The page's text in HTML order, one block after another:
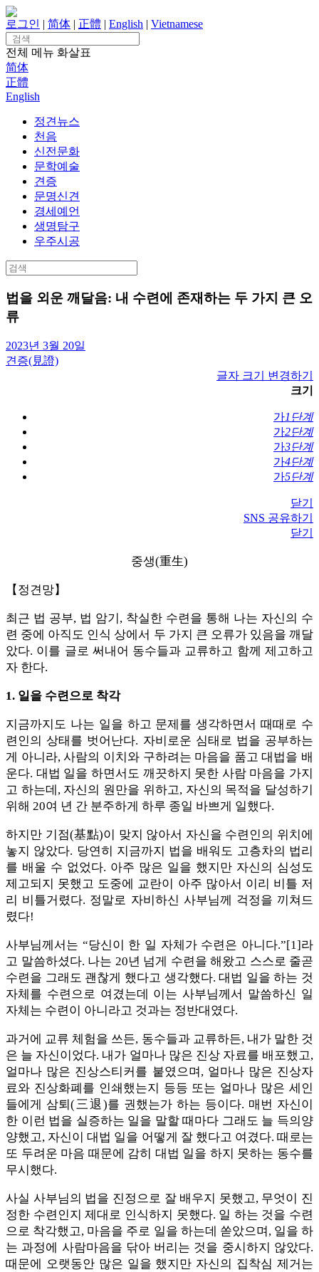
Skip
to
content
로그인 | 简体 | 正體 | English | Vietnamese
Search
for:
전체 메뉴 화살표
简体
正體
English
정견뉴스
천음
신전문화
문학예술
견증
문명신견
경세예언
생명탐구
우주시공
Search
for:
법을 외운 깨달음: 내 수련에 존재하는 두 가지 큰 오
류
2023년 3월 20일
견증(見證)
글자 크기 변경하기
크기
가1단계
가2단계
가3단계
가4단계
가5단계
닫기
SNS 공유하기
닫기
중생(重生)
【정견망】
최근 법 공부, 법 암기, 착실한 수련을 통해 나는 자신의 수
련 중에 아직도 인식 상에서 두 가지 큰 오류가 있음을 깨달
았다. 이를 글로 써내어 동수들과 교류하고 함께 제고하고
자 한다.
1. 일을 수련으로 착각
지금까지도 나는 일을 하고 문제를 생각하면서 때때로 수
련인의 상태를 벗어난다. 자비로운 심태로 법을 공부하는
게 아니라, 사람의 이치와 구하려는 마음을 품고 대법을 배
운다. 대법 일을 하면서도 깨끗하지 못한 사람 마음을 가지
고 하는데, 자신의 원만을 위하고, 자신의 목적을 달성하기
위해 20여 년 간 분주하게 하루 종일 바쁘게 일했다.
하지만 기점(基點)이 맞지 않아서 자신을 수련인의 위치에
놓지 않았다. 당연히 지금까지 법을 배워도 고층차의 법리
를 배울 수 없었다. 아주 많은 일을 했지만 자신의 심성도
제고되지 못했고 도중에 교란이 아주 많아서 이리 비틀 저
리 비틀거렸다. 정말로 자비하신 사부님께 걱정을 끼쳐드
렸다!
사부님께서는 “당신이 한 일 자체가 수련은 아니다.”[1]라
고 말씀하셨다. 나는 20년 넘게 수련을 해왔고 스스로 줄곧
수련을 그래도 괜찮게 했다고 생각했다. 대법 일을 하는 것
자체를 수련으로 여겼는데 이는 사부님께서 말씀하신 일
자체는 수련이 아니라고 것과는 정반대였다.
과거에 교류 체험을 쓰든, 동수들과 교류하든, 내가 말한 것
은 늘 자신이었다. 내가 얼마나 많은 진상 자료를 배포했고,
얼마나 많은 진상스티커를 붙였으며, 얼마나 많은 진상자
료와 진상화폐를 인쇄했는지 등등 또는 얼마나 많은 세인
들에게 삼퇴(三退)를 권했는가 하는 등이다. 매번 자신이
한 이런 법을 실증하는 일을 말할 때마다 그래도 늘 득의양
양했고, 자신이 대법 일을 어떻게 잘 했다고 여겼다. 때로는
또 두려운 마음 때문에 감히 대법 일을 하지 못하는 동수를
무시했다.
사실 사부님의 법을 진정으로 잘 배우지 못했고, 무엇이 진
정한 수련인지 제대로 인식하지 못했다. 일 하는 것을 수련
으로 착각했고, 마음을 주로 일을 하는데 쏟았으며, 일을 하
는 과정에 사람마음을 닦아 버리는 것을 중시하지 않았다.
때문에 오랫동안 많은 일을 했지만 자신의 집착심 제거는